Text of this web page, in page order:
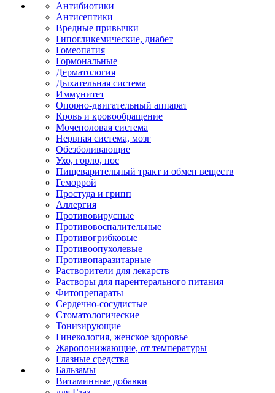
Антибиотики
Антисептики
Вредные привычки
Гипогликемические, диабет
Гомеопатия
Гормональные
Дерматология
Дыхательная система
Иммунитет
Опорно-двигательный аппарат
Кровь и кровообращение
Мочеполовая система
Нервная система, мозг
Обезболивающие
Ухо, горло, нос
Пищеварительный тракт и обмен веществ
Геморрой
Простуда и грипп
Аллергия
Противовирусные
Противовоспалительные
Противогрибковые
Противоопухолевые
Противопаразитарные
Растворители для лекарств
Растворы для парентерального питания
Фитопрепараты
Сердечно-сосудистые
Стоматологические
Тонизирующие
Гинекология, женское здоровье
Жаропонижающие, от температуры
Глазные средства
Бальзамы
Витаминные добавки